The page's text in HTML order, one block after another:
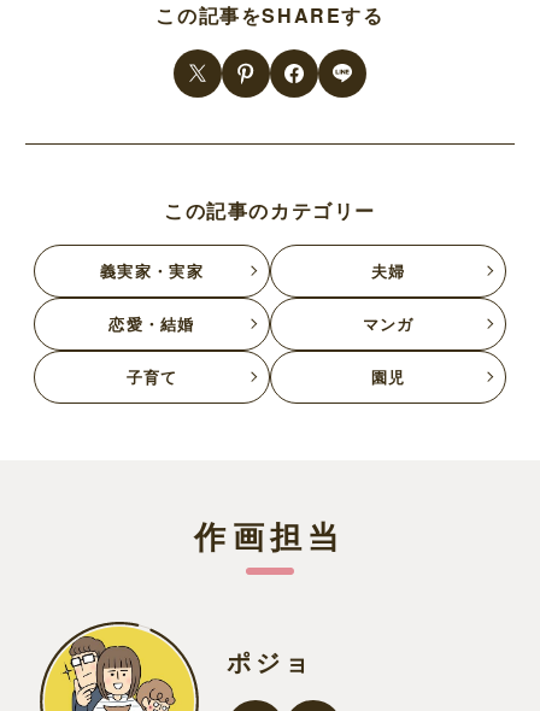
この記事をSHAREする
この記事のカテゴリー
義実家・実家 夫婦
恋愛・結婚 マンガ
子育て 園児
作画担当
ポジョ